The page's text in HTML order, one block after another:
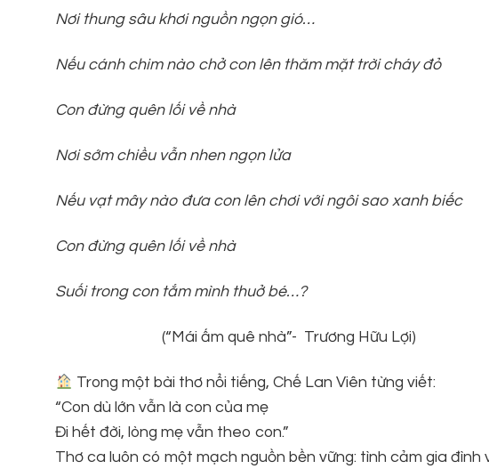
Nơi thung sâu khơi nguồn ngọn gió…
Nếu cánh chim nào chở con lên thăm mặt trời cháy đỏ
Con đừng quên lối về nhà
Nơi sớm chiều vẫn nhen ngọn lửa
Nếu vạt mây nào đưa con lên chơi với ngôi sao xanh biếc
Con đừng quên lối về nhà
Suối trong con tắm mình thuở bé…?
(“Mái ấm quê nhà”- Trương Hữu Lợi)
Trong một bài thơ nổi tiếng, Chế Lan Viên từng viết:
“Con dù lớn vẫn là con của mẹ
Đi hết đời, lòng mẹ vẫn theo con.”
Thơ ca luôn có một mạch nguồn bền vững: tình cảm gia đình